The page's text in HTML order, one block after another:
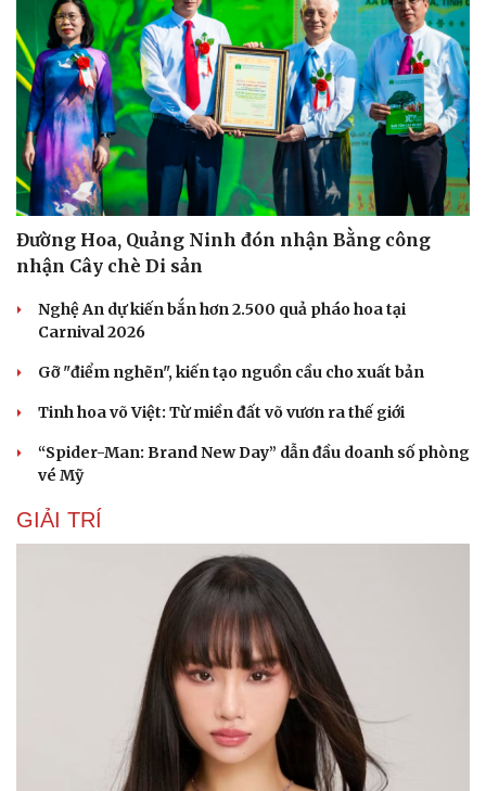
Tư vấn
Cửa sổ tình yêu
Kể chuyện cho bé
Hạt giống tâm hồn
Đường Hoa, Quảng Ninh đón nhận Bằng công
nhận Cây chè Di sản
Nghệ An dự kiến bắn hơn 2.500 quả pháo hoa tại
Carnival 2026
Gỡ "điểm nghẽn", kiến tạo nguồn cầu cho xuất bản
Tinh hoa võ Việt: Từ miền đất võ vươn ra thế giới
“Spider-Man: Brand New Day” dẫn đầu doanh số phòng
vé Mỹ
GIẢI TRÍ